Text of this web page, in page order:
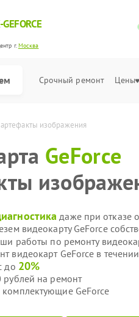
г.Москва
Срочный ремонт Цены
изображения
GeForce
даже при отказе
видеокарту GeForce
работы по ремонту
видеокарт GeForce в
до 20%
рублей на ремонт
GeForce